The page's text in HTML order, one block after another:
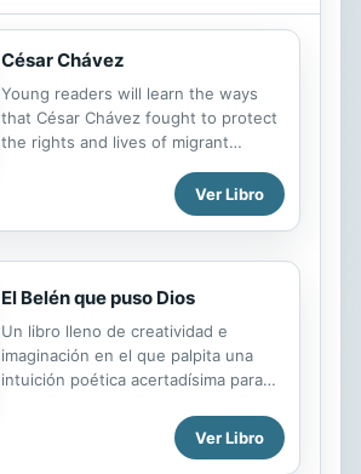
en el camino de nuestro ladrón.
Juntos descubrirán que las joyas
robadas tienen un valor personal
incalculable.
César Chávez
Young readers will learn the ways
that César Chávez fought to protect
the rights and lives of migrant
translated biography that gives
history behind protests and
led. Vivid images and an interesting
timeline of Chávez's life work in
conjunction with supportive text and
a helpful glossary, table of contents,
and index to engage readers from
cover to cover.
Ver Libro
El Belén que puso Dios
Un libro lleno de creatividad e
imaginación en el que palpita una
intuición poética acertadísima para
Ver Libro